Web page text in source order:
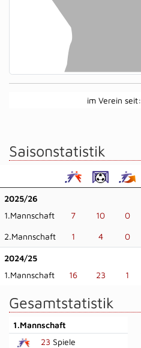
im Verein seit:
Saisonstatistik
2025/26
1.Mannschaft
7 10 0
2.Mannschaft 1 4 0
2024/25
1.Mannschaft
16 23 1
Gesamtstatistik
1.Mannschaft
23 Spiele